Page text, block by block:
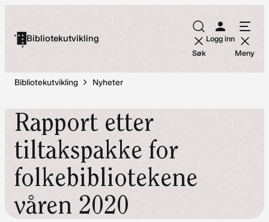
innholdBibliotekutvikling
Søk
Logg inn
Meny
Bibliotekutvikling Nyheter
Rapport etter
tiltakspakke for
folkebibliotekene
våren 2020